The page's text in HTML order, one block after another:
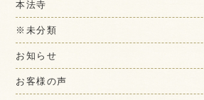
本法寺
※未分類
お知らせ
お客様の声